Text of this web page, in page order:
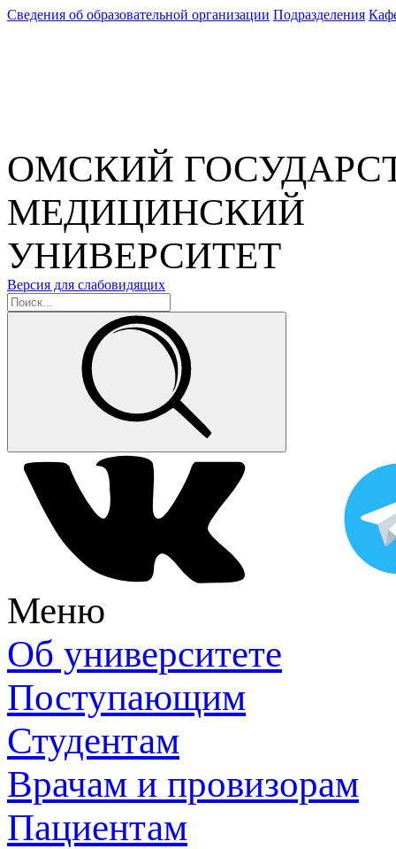
Сведения об образовательной организации Подразделения
ОМСКИЙ
МЕДИЦИНСКИЙ
УНИВЕРСИТЕТ
Версия для слабовидящих
Меню
Об университете
Поступающим
Студентам
Врачам и провизорам
Пациентам